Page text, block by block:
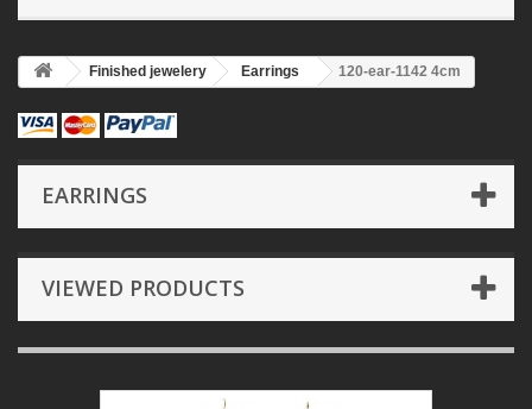
Finished jewelery Earrings 120-ear-1142 4cm
EARRINGS
VIEWED PRODUCTS